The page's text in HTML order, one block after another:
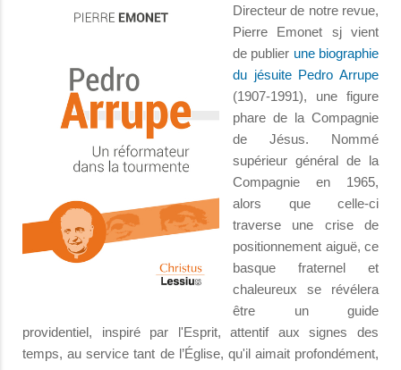
Directeur de notre revue,
Pierre Emonet sj vient
de publier une biographie
du jésuite Pedro Arrupe
(1907-1991), une figure
phare de la Compagnie
de Jésus. Nommé
supérieur général de la
Compagnie en 1965,
alors que celle-ci
traverse une crise de
positionnement aiguë, ce
basque fraternel et
chaleureux se révélera
être un guide
providentiel, inspiré par l'Esprit, attentif aux signes des
temps, au service tant de l’Église, qu'il aimait profondément,